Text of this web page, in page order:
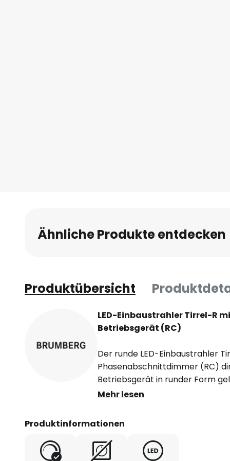
Ähnliche Produkte entdecken
Produktübersicht
LED-Einbaustrahler Tirrel-R
Betriebsgerät (RC)
Der runde LED-Einbaustrahler
Phasenabschnittdimmer (RC)
Betriebsgerät in runder Form
Einbaufedern werkzeuglos in
schwenken. Der Strahler ist mit
Lichtstärkeverteilung und einer
Glas ausgestattet, so dass eine
Mehr lesen
Produktinformationen